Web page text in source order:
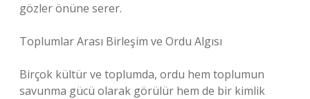
gözler önüne serer.
Toplumlar Arası Birleşim ve Ordu Algısı
Birçok kültür ve toplumda, ordu hem toplumun
savunma gücü olarak görülür hem de bir kimlik